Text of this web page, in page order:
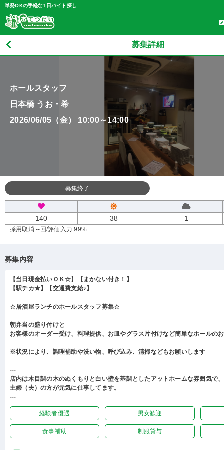
単発OKの手軽な1日バイト探し
募集詳細
ホールスタッフ
日本橋 うお・希
2026/06/05（金） 10:00～14:00
募集終了
140 38 1
採用取消 --回/評価入力 99%
募集内容
【当日現金払いＯＫ☆】【まかない付き！】
【駅チカ★】【交通費支給♪】
☆居酒屋ランチのホールスタッフ募集☆
朝弁当の盛り付けと
お客様のオーダー受け、料理提供、お皿やグラス片付けなど簡単なホールの
※状況により、調理補助や洗い物、呼び込み、清掃などもお願いします
---
店内は木目調の木のぬくもりと白い壁を基調としたアットホームな雰囲気で、
主婦（夫）の方が元気に仕事してます。
---
経験者優遇 男女歓迎
食事補助 制服貸与